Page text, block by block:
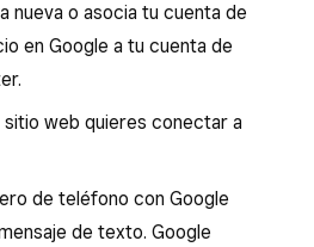
nueva o asocia tu cuenta de
en Google a tu cuenta de
sitio web quieres conectar a
de teléfono con Google
de texto. Google